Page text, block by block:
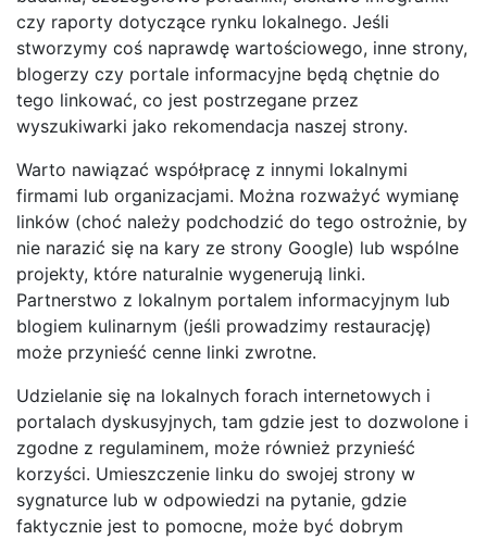
czy raporty dotyczące rynku lokalnego. Jeśli
stworzymy coś naprawdę wartościowego, inne strony,
blogerzy czy portale informacyjne będą chętnie do
tego linkować, co jest postrzegane przez
wyszukiwarki jako rekomendacja naszej strony.
Warto nawiązać współpracę z innymi lokalnymi
firmami lub organizacjami. Można rozważyć wymianę
linków (choć należy podchodzić do tego ostrożnie, by
nie narazić się na kary ze strony Google) lub wspólne
projekty, które naturalnie wygenerują linki.
Partnerstwo z lokalnym portalem informacyjnym lub
blogiem kulinarnym (jeśli prowadzimy restaurację)
może przynieść cenne linki zwrotne.
Udzielanie się na lokalnych forach internetowych i
portalach dyskusyjnych, tam gdzie jest to dozwolone i
zgodne z regulaminem, może również przynieść
korzyści. Umieszczenie linku do swojej strony w
sygnaturce lub w odpowiedzi na pytanie, gdzie
faktycznie jest to pomocne, może być dobrym